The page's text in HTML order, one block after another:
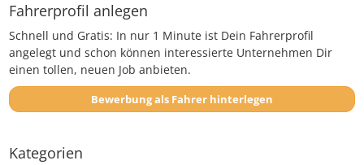
Fahrerprofil anlegen
Schnell und Gratis: In nur 1 Minute ist Dein Fahrerprofil
angelegt und schon können interessierte Unternehmen Dir
einen tollen, neuen Job anbieten.
Bewerbung als Fahrer hinterlegen
Kategorien